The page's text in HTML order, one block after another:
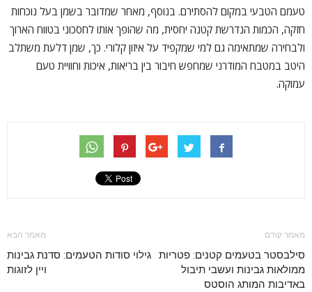
טעמם הטבעי במקום להסתירם. בנוסף, מאחר שמדובר בשמן בעל נוכחות
חזקה, הכמות הנדרשת קטנה יחסית, מה שהופך אותו לחסכוני בטווח הארוך
ולבחירה שמתאימה גם למי שמקפיד על איזון קלורי. כך, שמן דלעת משתלב
היטב במטבח המודרני שמחפש חיבור בין בריאות, איכות וחוויית טעם
עמוקה.
מאמר קודם
סילבסטר בטעמים קטנים: פטריות
ממולאות גבינות ועשבי תיבול
באדיבות המותג הוסטס
מאמר הבא
גילוי סודות הטעמים: סדנת גבינות
ויין לזוגות